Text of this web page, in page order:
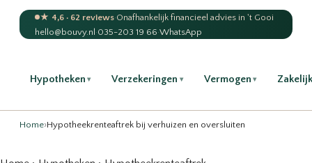
★ 4,6 · 62 reviews·Onafhankelijk financieel advies in 't Gooi
hello@bouvy.nl·035-203 19 66·WhatsApp
Hypotheken ▾ Verzekeringen ▾ Vermogen ▾
Home›Hypotheekrenteaftrek bij verhuizen en oversluiten